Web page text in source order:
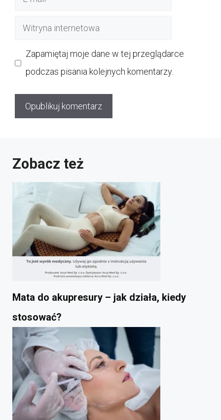
Witryna
Zapamiętaj moje dane w tej przeglądarce
podczas pisania kolejnych komentarzy.
Zobacz też
Mata do akupresury – jak działa, kiedy
stosować?